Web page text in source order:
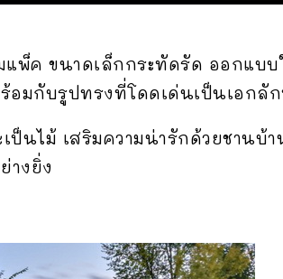
พ็ค ขนาดเล็กกระทัดรัด ออกแบ
อมกับรูปทรงที่โดดเด่นเป็นเอกลั
นไม้ เสริมความน่ารักด้วยชานบ้
างยิ่ง